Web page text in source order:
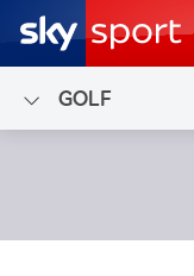
GOLF